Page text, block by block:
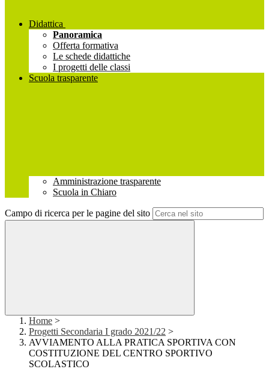
Didattica
Panoramica
Offerta formativa
Le schede didattiche
I progetti delle classi
Scuola trasparente
Amministrazione trasparente
Scuola in Chiaro
Campo di ricerca per le pagine del sito
Home >
Progetti Secondaria I grado 2021/22 >
AVVIAMENTO ALLA PRATICA SPORTIVA CON
COSTITUZIONE DEL CENTRO SPORTIVO
SCOLASTICO